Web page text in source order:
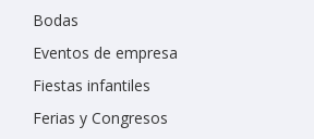
Bodas
Eventos de empresa
Fiestas infantiles
Ferias y Congresos